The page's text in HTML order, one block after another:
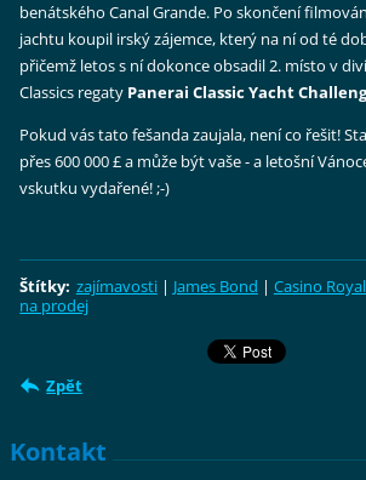
benátského Canal Grande. Po skončení
jachtu koupil irský zájemce, který na ní od té
přičemž letos s ní dokonce obsadil 2. místo v
Classics regaty Panerai Classic Yacht
Pokud vás tato fešanda zaujala, není co řešit!
přes600 000£ a může být vaše - a letošní
vskutku vydařené! ;-)
Štítky: zajímavosti | James Bond | Casino
na prodej
Zpět
Kontakt